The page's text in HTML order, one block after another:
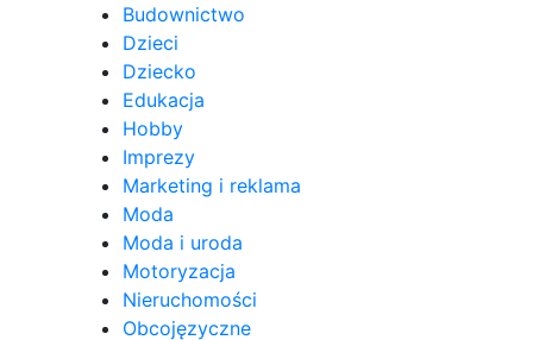
Budownictwo
Dzieci
Dziecko
Edukacja
Hobby
Imprezy
Marketing i reklama
Moda
Moda i uroda
Motoryzacja
Nieruchomości
Obcojęzyczne